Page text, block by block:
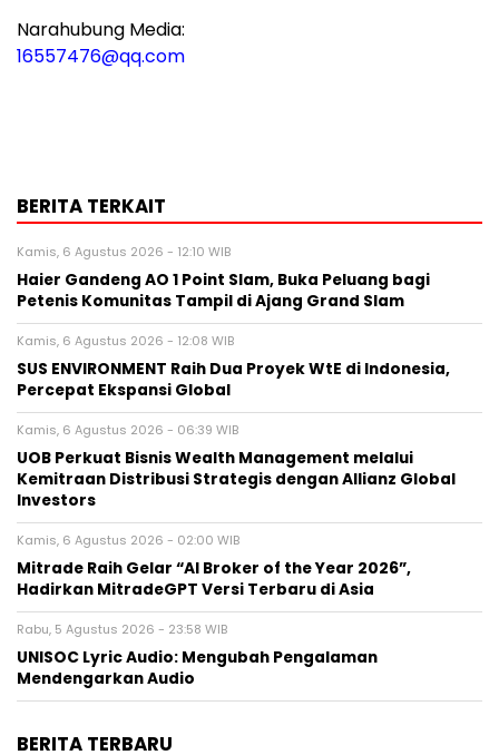
Narahubung Media:
16557476@qq.com
BERITA TERKAIT
Kamis, 6 Agustus 2026 - 12:10 WIB
Haier Gandeng AO 1 Point Slam, Buka Peluang bagi
Petenis Komunitas Tampil di Ajang Grand Slam
Kamis, 6 Agustus 2026 - 12:08 WIB
SUS ENVIRONMENT Raih Dua Proyek WtE di Indonesia,
Percepat Ekspansi Global
Kamis, 6 Agustus 2026 - 06:39 WIB
UOB Perkuat Bisnis Wealth Management melalui
Kemitraan Distribusi Strategis dengan Allianz Global
Investors
Kamis, 6 Agustus 2026 - 02:00 WIB
Mitrade Raih Gelar “AI Broker of the Year 2026”,
Hadirkan MitradeGPT Versi Terbaru di Asia
Rabu, 5 Agustus 2026 - 23:58 WIB
UNISOC Lyric Audio: Mengubah Pengalaman
Mendengarkan Audio
BERITA TERBARU